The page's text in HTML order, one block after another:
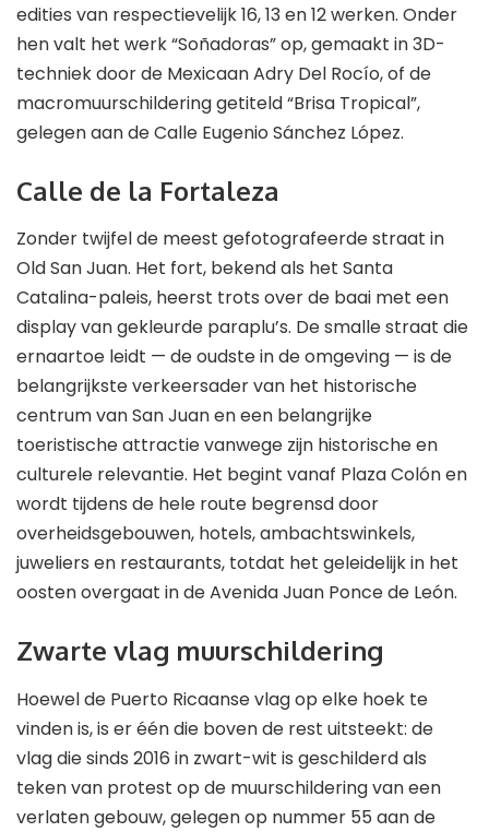
edities van respectievelijk 16, 13 en 12 werken. Onder
hen valt het werk “Soñadoras” op, gemaakt in 3D-
techniek door de Mexicaan Adry Del Rocío, of de
macromuurschildering getiteld “Brisa Tropical”,
gelegen aan de Calle Eugenio Sánchez López.
Calle de la Fortaleza
Zonder twijfel de meest gefotografeerde straat in
Old San Juan. Het fort, bekend als het Santa
Catalina-paleis, heerst trots over de baai met een
display van gekleurde paraplu’s. De smalle straat die
ernaartoe leidt — de oudste in de omgeving — is de
belangrijkste verkeersader van het historische
centrum van San Juan en een belangrijke
toeristische attractie vanwege zijn historische en
culturele relevantie. Het begint vanaf Plaza Colón en
wordt tijdens de hele route begrensd door
overheidsgebouwen, hotels, ambachtswinkels,
juweliers en restaurants, totdat het geleidelijk in het
oosten overgaat in de Avenida Juan Ponce de León.
Zwarte vlag muurschildering
Hoewel de Puerto Ricaanse vlag op elke hoek te
vinden is, is er één die boven de rest uitsteekt: de
vlag die sinds 2016 in zwart-wit is geschilderd als
teken van protest op de muurschildering van een
verlaten gebouw, gelegen op nummer 55 aan de